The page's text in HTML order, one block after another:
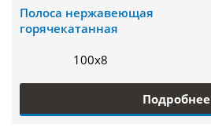
Полоса нержавеющая
горячекатанная
100х8
Подробнее